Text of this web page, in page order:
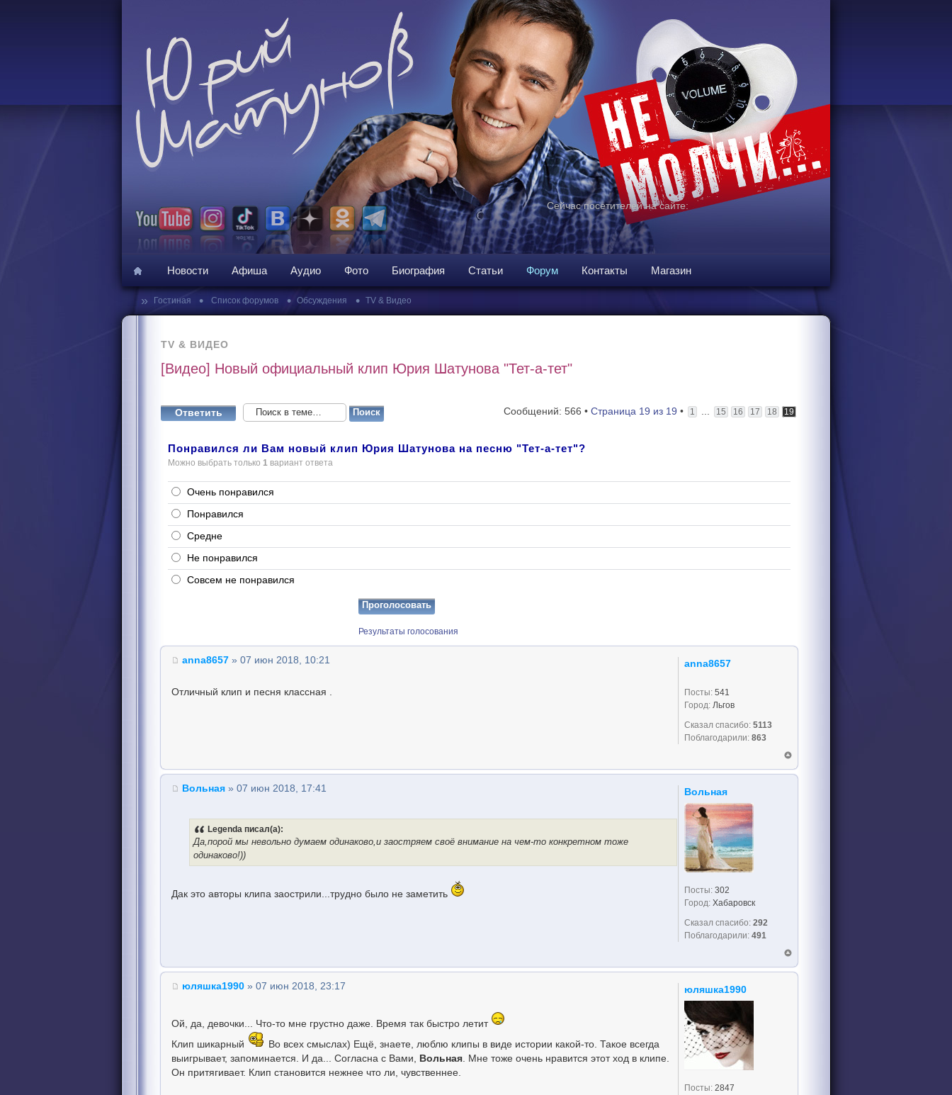
Сейчас посетителей на сайте:
Новости Афиша Аудио Фото Биография Статьи Форум Контакты Магазин
» Гостиная • Список форумов • Обсуждения • TV & Видео
TV & ВИДЕО
[Видео] Новый официальный клип Юрия Шатунова "Тет-а-тет"
Ответить Сообщений: 566 • Страница 19 из 19 • 1 ... 15 16 17 18 19
Понравился ли Вам новый клип Юрия Шатунова на песню "Тет-а-тет"?
Можно выбрать только 1 вариант ответа
Очень понравился
Понравился
Средне
Не понравился
Совсем не понравился
Результаты голосования
anna8657 » 07 июн 2018, 10:21
Отличный клип и песня классная .
anna8657
Посты: 541
Город: Льгов
Сказал спасибо: 5113
Поблагодарили: 863
Вольная » 07 июн 2018, 17:41
Legenda писал(а):
Да,порой мы невольно думаем одинаково,и заостряем своё внимание на чем-то конкретном тоже
одинаково!))
Дак это авторы клипа заострили...трудно было не заметить
Вольная
Посты: 302
Город: Хабаровск
Сказал спасибо: 292
Поблагодарили: 491
юляшка1990 » 07 июн 2018, 23:17
Ой, да, девочки... Что-то мне грустно даже. Время так быстро летит
Клип шикарный
Во всех смыслах) Ещё, знаете, люблю клипы в виде истории какой-то. Такое всегда
выигрывает, запоминается. И да... Согласна с Вами, Вольная. Мне тоже очень нравится этот ход в клипе.
Он притягивает. Клип становится нежнее что ли, чувственнее.
юляшка1990
Посты: 2847